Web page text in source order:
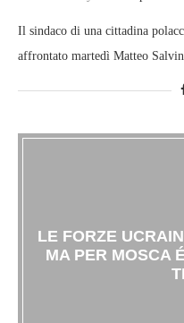
Il sindaco di una cittadina
affrontato martedì Matteo
LE FORZE
MA PER MOSCA